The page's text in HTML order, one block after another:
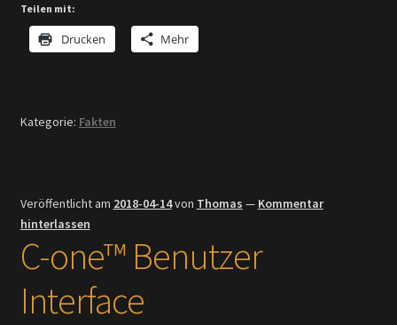
Teilen mit:
Drucken Mehr
Kategorie: Fakten
Veröffentlicht am 2018-04-14von Thomas — Kommentar
hinterlassen
C-one™ Benutzer
Interface